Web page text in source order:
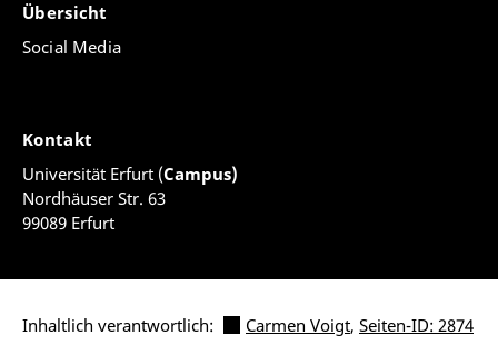
Übersicht
Social Media
Kontakt
Universität Erfurt (Campus)
Nordhäuser Str. 63
99089 Erfurt
Inhaltlich verantwortlich: Carmen Voigt, Seiten-ID: 2874